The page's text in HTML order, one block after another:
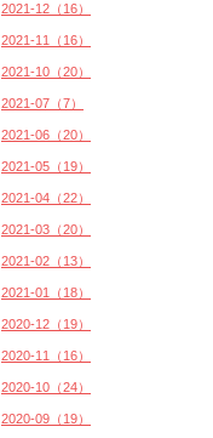
2021-12（16）
2021-11（16）
2021-10（20）
2021-07（7）
2021-06（20）
2021-05（19）
2021-04（22）
2021-03（20）
2021-02（13）
2021-01（18）
2020-12（19）
2020-11（16）
2020-10（24）
2020-09（19）